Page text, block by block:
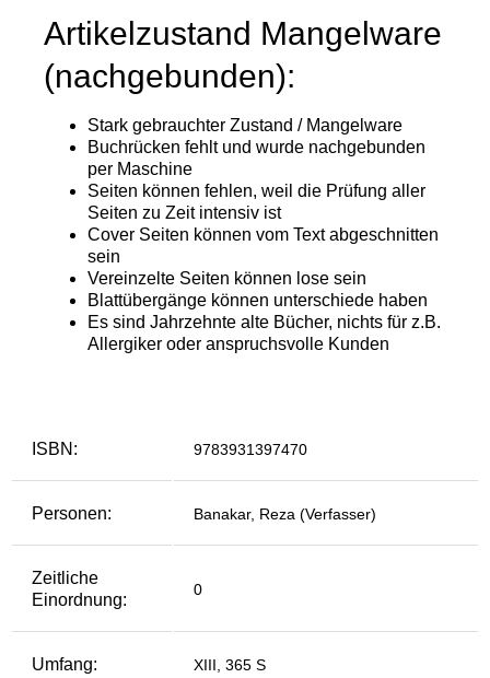
ISBN: 9783931397470
Personen: Banakar, Reza (Verfasser)
Zeitliche
Einordnung:
0
Umfang: XIII, 365 S